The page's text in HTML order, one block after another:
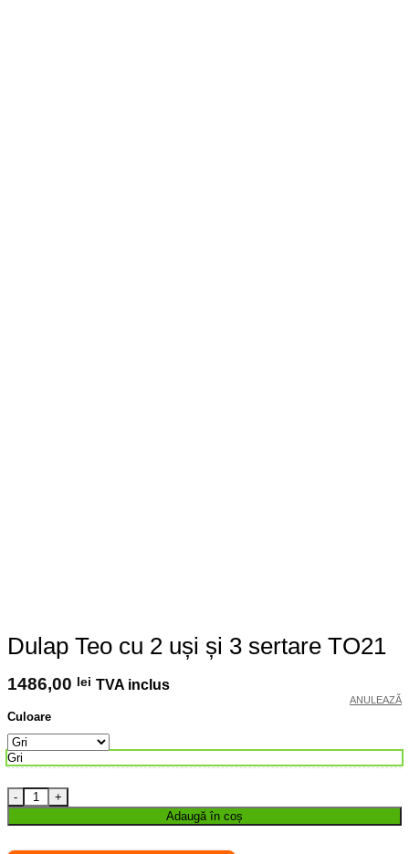
Dulap Teo cu 2 uși și 3 sertare TO21
1486,00 lei TVA inclus
Culoare
Gri
ANULEAZĂ
Cantitate Dulap Teo cu 2 uși și 3 sertare TO21
Adaugă în coș